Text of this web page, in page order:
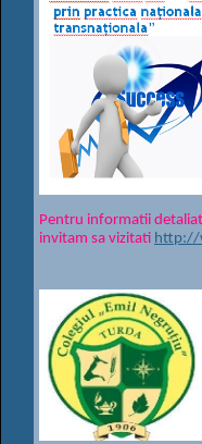
Pentru informatii
invitam sa vizitati http://